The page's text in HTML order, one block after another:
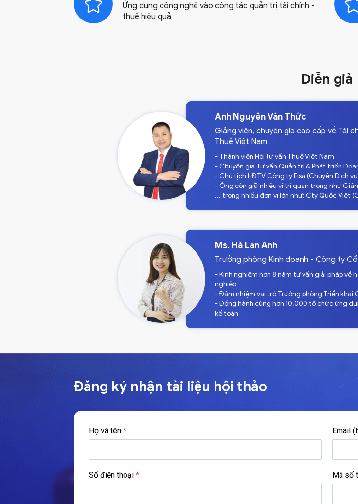
Ứng dụng công nghệ vào công tác quản trị tài chính -
thuế hiệu quả
Diễn giả
Anh Nguyễn Văn Thức
Giảng viên, chuyên gia cao cấp về Tài
Thuế Việt Nam
- Thành viên Hội tư vấn Thuế Việt Nam
- Chuyên gia Tư vấn Quản trị & Phát triển
- Chủ tịch HĐTV Công ty Fisa (Chuyên Dịch
- Ông còn giữ nhiều vị trí quan trọng như
... trong nhiều đơn vị lớn như: Cty Quốc Việt
Ms. Hà Lan Anh
Trưởng phòng Kinh doanh - Công ty
- Kinh nghiệm hơn 8 năm tư vấn giải pháp về
nghiệp
- Đảm nhiệm vai trò Trưởng phòng Triển khai
- Đồng hành cùng hơn 10,000 tổ chức ứng
kế toán
Đăng ký nhận tài liệu hội thảo
Họ và tên * Email
Số điện thoại * Mã số